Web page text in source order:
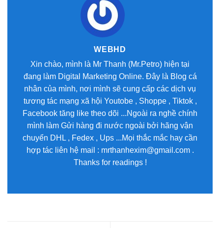
WEBHD
Xin chào, mình là Mr Thanh (Mr.Petro) hiện tại
đang làm Digital Marketing Online. Đây là Blog cá
nhân của mình, nơi mình sẽ cung cấp các dịch vụ
tương tác mạng xã hội Youtobe , Shoppe , Tiktok ,
Facebook tăng like theo dõi ...Ngoài ra nghề chính
mình làm Gửi hàng đi nước ngoài bởi hãng vận
chuyển DHL , Fedex , Ups ...Mọi thắc mắc hay cần
hợp tác liên hệ mail : mrthanhexim@gmail.com .
Thanks for readings !